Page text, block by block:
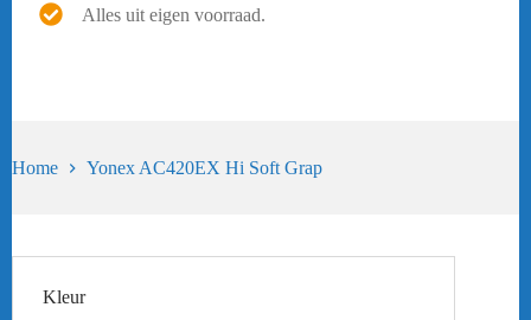
Alles uit eigen voorraad.
Home Yonex AC420EX Hi Soft Grap
Kleur